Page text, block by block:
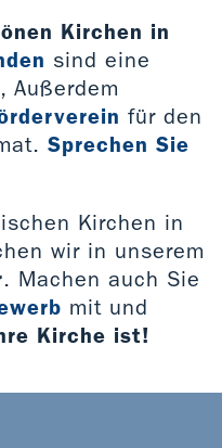
Kirchen in
sind eine
, Außerdem
für den
Sprechen Sie
Kirchen in
wir in unserem
. Machen auch Sie
mit und
Kirche ist!